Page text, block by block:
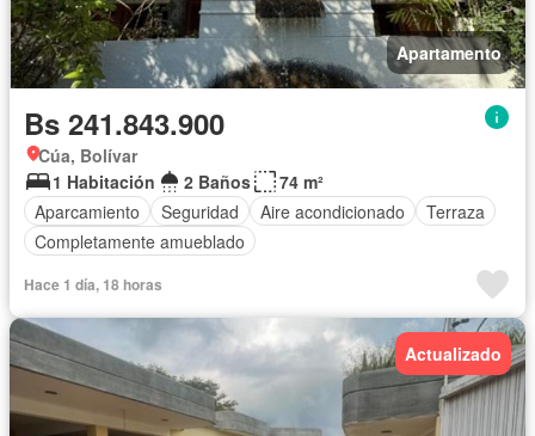
Apartamento
Bs 241.843.900
Cúa, Bolívar
1 Habitación
2 Baños
74 m²
Aparcamiento
Seguridad Aire acondicionado
Terraza
Completamente amueblado
Hace 1 día, 18 horas
Actualizado